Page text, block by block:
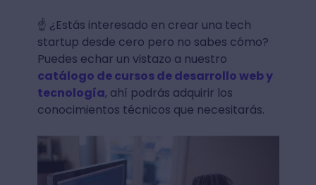
☝ ¿Estás interesado en crear una tech
startup desde cero pero no sabes cómo?
Puedes echar un vistazo a nuestro
catálogo de cursos de desarrollo web y
tecnología, ahí podrás adquirir los
conocimientos técnicos que necesitarás.